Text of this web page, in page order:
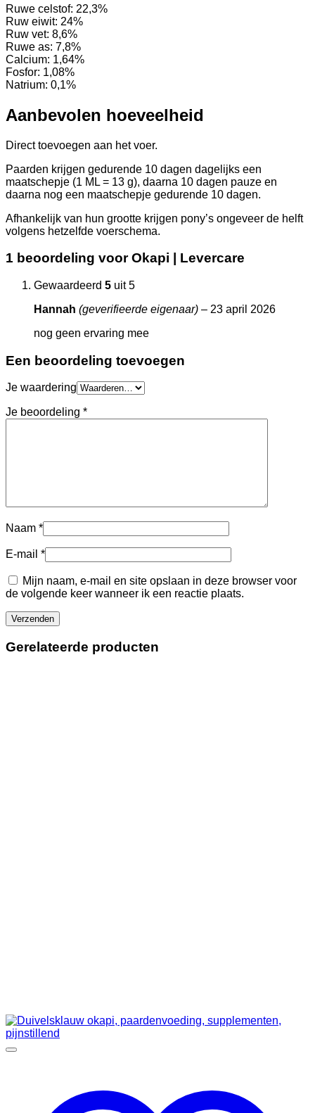
Ruwe celstof: 22,3%
Ruw eiwit: 24%
Ruw vet: 8,6%
Ruwe as: 7,8%
Calcium: 1,64%
Fosfor: 1,08%
Natrium: 0,1%
Aanbevolen hoeveelheid
Direct toevoegen aan het voer.
Paarden krijgen gedurende 10 dagen dagelijks een
maatschepje (1 ML = 13 g), daarna 10 dagen pauze en
daarna nog een maatschepje gedurende 10 dagen.
Afhankelijk van hun grootte krijgen pony’s ongeveer de helft
volgens hetzelfde voerschema.
1 beoordeling voorOkapi | Levercare
Gewaardeerd 5 uit 5
Hannah (geverifieerde eigenaar) – 23 april 2026
nog geen ervaring mee
Een beoordeling toevoegen
Je waardering
Je beoordeling *
Naam *
E-mail *
Mijn naam, e-mail en site opslaan in deze browser voor
de volgende keer wanneer ik een reactie plaats.
Gerelateerde producten